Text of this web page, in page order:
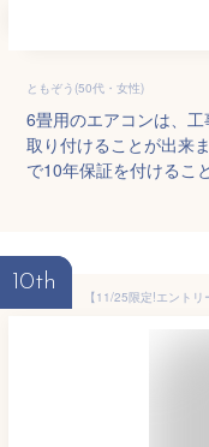
ともぞう(50代・女性)
6畳用のエアコンは、
取り付けることが出来
で10年保証を付けるこ
10th